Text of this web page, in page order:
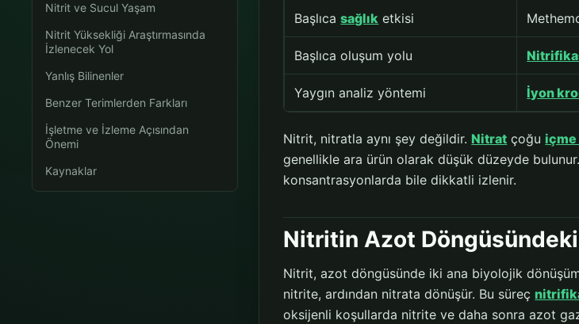
Nitrit ve Sucul Yaşam
Nitrit Yüksekliği Araştırmasında
İzlenecek Yol
Yanlış Bilinenler
Benzer Terimlerden Farkları
İşletme ve İzleme Açısından
Önemi
Kaynaklar
Başlıcasağlık etkisi
Başlıca oluşum yolu
Yaygın analiz yöntemi İyon
Nitrit, nitratla aynı şey değildir. Nitrat çoğu içme
genellikle ara ürün olarak düşük düzeyde
konsantrasyonlarda bile dikkatli izlenir.
Nitritin Azot
Nitrit, azot döngüsünde iki ana biyolojik
nitrite, ardından nitrata dönüşür. Bu süreç
oksijenli koşullarda nitrite ve daha sonra azot